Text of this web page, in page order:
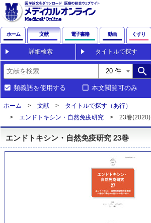
ホーム 文献 電子書籍 動画 くすり
詳細検索 タイトルで探す
search
類義語を使用する 本文閲覧可のみ
ホーム 文献
タイトルで探す（あ行）
エンドトキシン・自然免疫研究
23巻(2020)
エンドトキシン・自然免疫研究 23巻